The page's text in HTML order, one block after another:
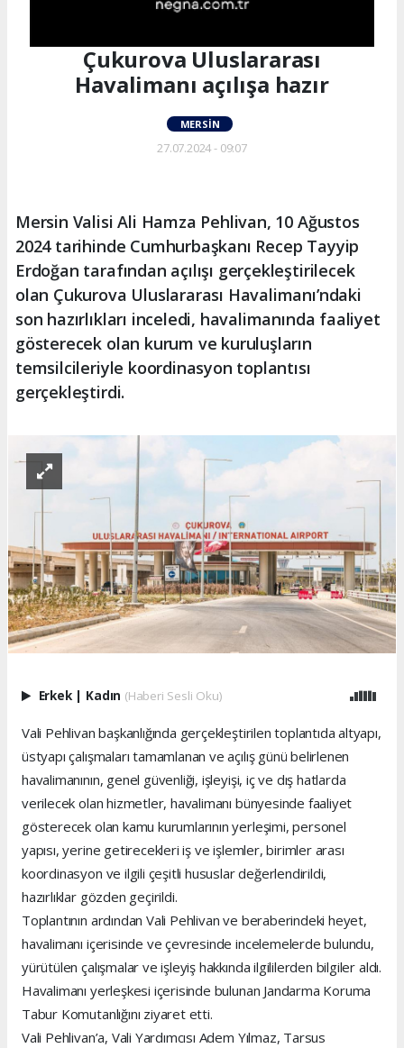
Çukurova Uluslararası
Havalimanı açılışa hazır
MERSIN
27.07.2024 - 09:07
Mersin Valisi Ali Hamza Pehlivan, 10 Ağustos
2024 tarihinde Cumhurbaşkanı Recep Tayyip
Erdoğan tarafından açılışı gerçekleştirilecek
olan Çukurova Uluslararası Havalimanı’ndaki
son hazırlıkları inceledi, havalimanında faaliyet
gösterecek olan kurum ve kuruluşların
temsilcileriyle koordinasyon toplantısı
gerçekleştirdi.
Erkek | Kadın (Haberi Sesli Oku)
Vali Pehlivan başkanlığında gerçekleştirilen toplantıda altyapı,
üstyapı çalışmaları tamamlanan ve açılış günü belirlenen
havalimanının, genel güvenliği, işleyişi, iç ve dış hatlarda
verilecek olan hizmetler, havalimanı bünyesinde faaliyet
gösterecek olan kamu kurumlarının yerleşimi, personel
yapısı, yerine getirecekleri iş ve işlemler, birimler arası
koordinasyon ve ilgili çeşitli hususlar değerlendirildi,
hazırlıklar gözden geçirildi.
Toplantının ardından Vali Pehlivan ve beraberindeki heyet,
havalimanı içerisinde ve çevresinde incelemelerde bulundu,
yürütülen çalışmalar ve işleyiş hakkında ilgililerden bilgiler aldı.
Havalimanı yerleşkesi içerisinde bulunan Jandarma Koruma
Tabur Komutanlığını ziyaret etti.
Vali Pehlivan’a, Vali Yardımcısı Adem Yılmaz, Tarsus